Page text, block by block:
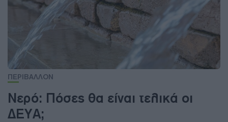
ΠΕΡΙΒΑΛΛΟΝ
Νερό: Πόσες θα είναι τελικά οι
ΔΕΥΑ;